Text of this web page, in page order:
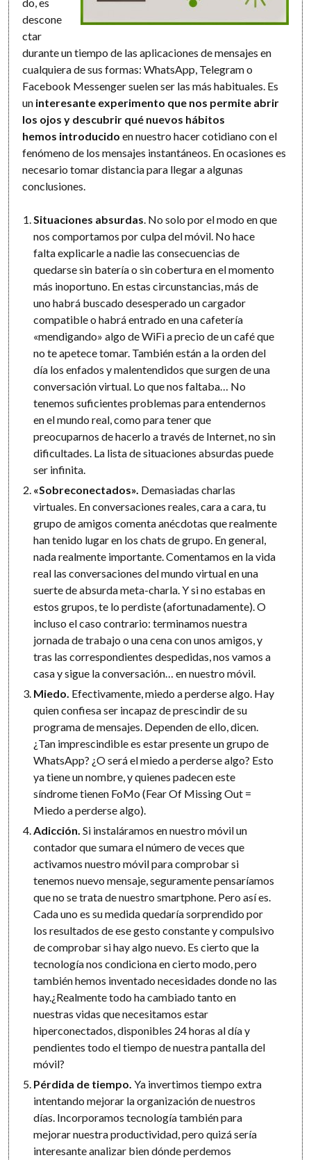
descone
ctar
durante un tiempo de las aplicaciones de mensajes en
cualquiera de sus formas: WhatsApp, Telegram o
Facebook Messenger suelen ser las más habituales. Es
un interesante experimento que nos permite abrir
los ojos y descubrir qué nuevos hábitos
hemos introducido en nuestro hacer cotidiano con el
fenómeno de los mensajes instantáneos. En ocasiones es
necesario tomar distancia para llegar a algunas
conclusiones.
Situaciones absurdas. No solo por el modo en que
nos comportamos por culpa del móvil. No hace
falta explicarle a nadie las consecuencias de
quedarse sin batería o sin cobertura en el momento
más inoportuno. En estas circunstancias, más de
uno habrá buscado desesperado un cargador
compatible o habrá entrado en una cafetería
«mendigando» algo de WiFi a precio de un café que
no te apetece tomar. También están a la orden del
día los enfados y malentendidos que surgen de una
conversación virtual. Lo que nos faltaba… No
tenemos suficientes problemas para entendernos
en el mundo real, como para tener que
preocuparnos de hacerlo a través de Internet, no sin
dificultades. La lista de situaciones absurdas puede
ser infinita.
«Sobreconectados». Demasiadas charlas
virtuales. En conversaciones reales, cara a cara, tu
grupo de amigos comenta anécdotas que realmente
han tenido lugar en los chats de grupo. En general,
nada realmente importante. Comentamos en la vida
real las conversaciones del mundo virtual en una
suerte de absurda meta-charla. Y si no estabas en
estos grupos, te lo perdiste (afortunadamente). O
incluso el caso contrario: terminamos nuestra
jornada de trabajo o una cena con unos amigos, y
tras las correspondientes despedidas, nos vamos a
casa y sigue la conversación… en nuestro móvil.
Miedo. Efectivamente, miedo a perderse algo. Hay
quien confiesa ser incapaz de prescindir de su
programa de mensajes. Dependen de ello, dicen.
¿Tan imprescindible es estar presente un grupo de
WhatsApp? ¿O será el miedo a perderse algo? Esto
ya tiene un nombre, y quienes padecen este
síndrome tienen FoMo (Fear Of Missing Out =
Miedo a perderse algo).
Adicción. Si instaláramos en nuestro móvil un
contador que sumara el número de veces que
activamos nuestro móvil para comprobar si
tenemos nuevo mensaje, seguramente pensaríamos
que no se trata de nuestro smartphone. Pero así es.
Cada uno es su medida quedaría sorprendido por
los resultados de ese gesto constante y compulsivo
de comprobar si hay algo nuevo. Es cierto que la
tecnología nos condiciona en cierto modo, pero
también hemos inventado necesidades donde no las
hay.¿Realmente todo ha cambiado tanto en
nuestras vidas que necesitamos estar
hiperconectados, disponibles 24 horas al día y
pendientes todo el tiempo de nuestra pantalla del
móvil?
Pérdida de tiempo. Ya invertimos tiempo extra
intentando mejorar la organización de nuestros
días. Incorporamos tecnología también para
mejorar nuestra productividad, pero quizá sería
interesante analizar bien dónde perdemos